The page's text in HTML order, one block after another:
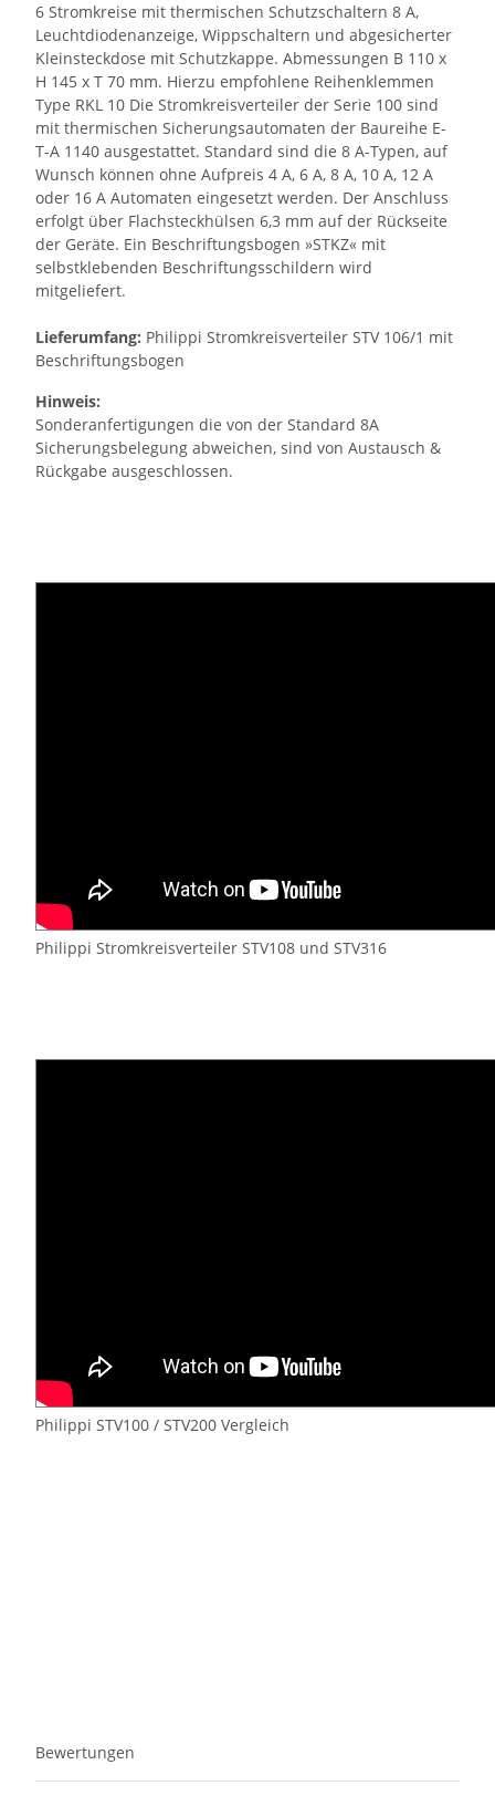
6 Stromkreise mit thermischen Schutzschaltern 8 A,
Leuchtdiodenanzeige, Wippschaltern und abgesicherter
Kleinsteckdose mit Schutzkappe. Abmessungen B 110 x
H 145 x T 70 mm. Hierzu empfohlene Reihenklemmen
Type RKL 10 Die Stromkreisverteiler der Serie 100 sind
mit thermischen Sicherungsautomaten der Baureihe E-
T-A 1140 ausgestattet. Standard sind die 8 A-Typen, auf
Wunsch können ohne Aufpreis 4 A, 6 A, 8 A, 10 A, 12 A
oder 16 A Automaten eingesetzt werden. Der Anschluss
erfolgt über Flachsteckhülsen 6,3 mm auf der Rückseite
der Geräte. Ein Beschriftungsbogen »STKZ« mit
selbstklebenden Beschriftungsschildern wird
mitgeliefert.
Lieferumfang: Philippi Stromkreisverteiler STV 106/1 mit
Beschriftungsbogen
Hinweis:
Sonderanfertigungen die von der Standard 8A
Sicherungsbelegung abweichen, sind von Austausch &
Rückgabe ausgeschlossen.
Philippi Stromkreisverteiler STV108 und STV316
Philippi STV100 / STV200 Vergleich
Bewertungen